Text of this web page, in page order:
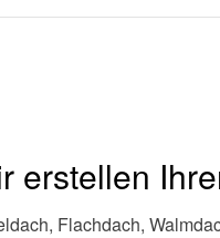
erstellen
Flachdach,